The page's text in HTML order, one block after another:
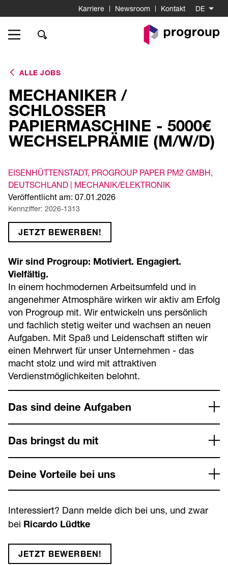
Karriere Newsroom Kontakt DE
Go
to
ALLE JOBS
MECHANIKER /
SCHLOSSER
PAPIERMASCHINE - 5000€
WECHSELPRÄMIE (M/W/D)
EISENHÜTTENSTADT, PROGROUP PAPER PM2 GMBH,
DEUTSCHLAND | MECHANIK/ELEKTRONIK
Veröffentlicht am: 07.01.2026
Kennziffer: 2026-1313
JETZT BEWERBEN!
Wir sind Progroup: Motiviert. Engagiert.
Vielfältig.
In einem hochmodernen Arbeitsumfeld und in
angenehmer Atmosphäre wirken wir aktiv am Erfolg
von Progroup mit. Wir entwickeln uns persönlich
und fachlich stetig weiter und wachsen an neuen
Aufgaben. Mit Spaß und Leidenschaft stiften wir
einen Mehrwert für unser Unternehmen - das
macht stolz und wird mit attraktiven
Verdienstmöglichkeiten belohnt.
Das sind deine Aufgaben
Das bringst du mit
Deine Vorteile bei uns
Interessiert? Dann melde dich bei uns, und zwar
bei Ricardo Lüdtke
JETZT BEWERBEN!